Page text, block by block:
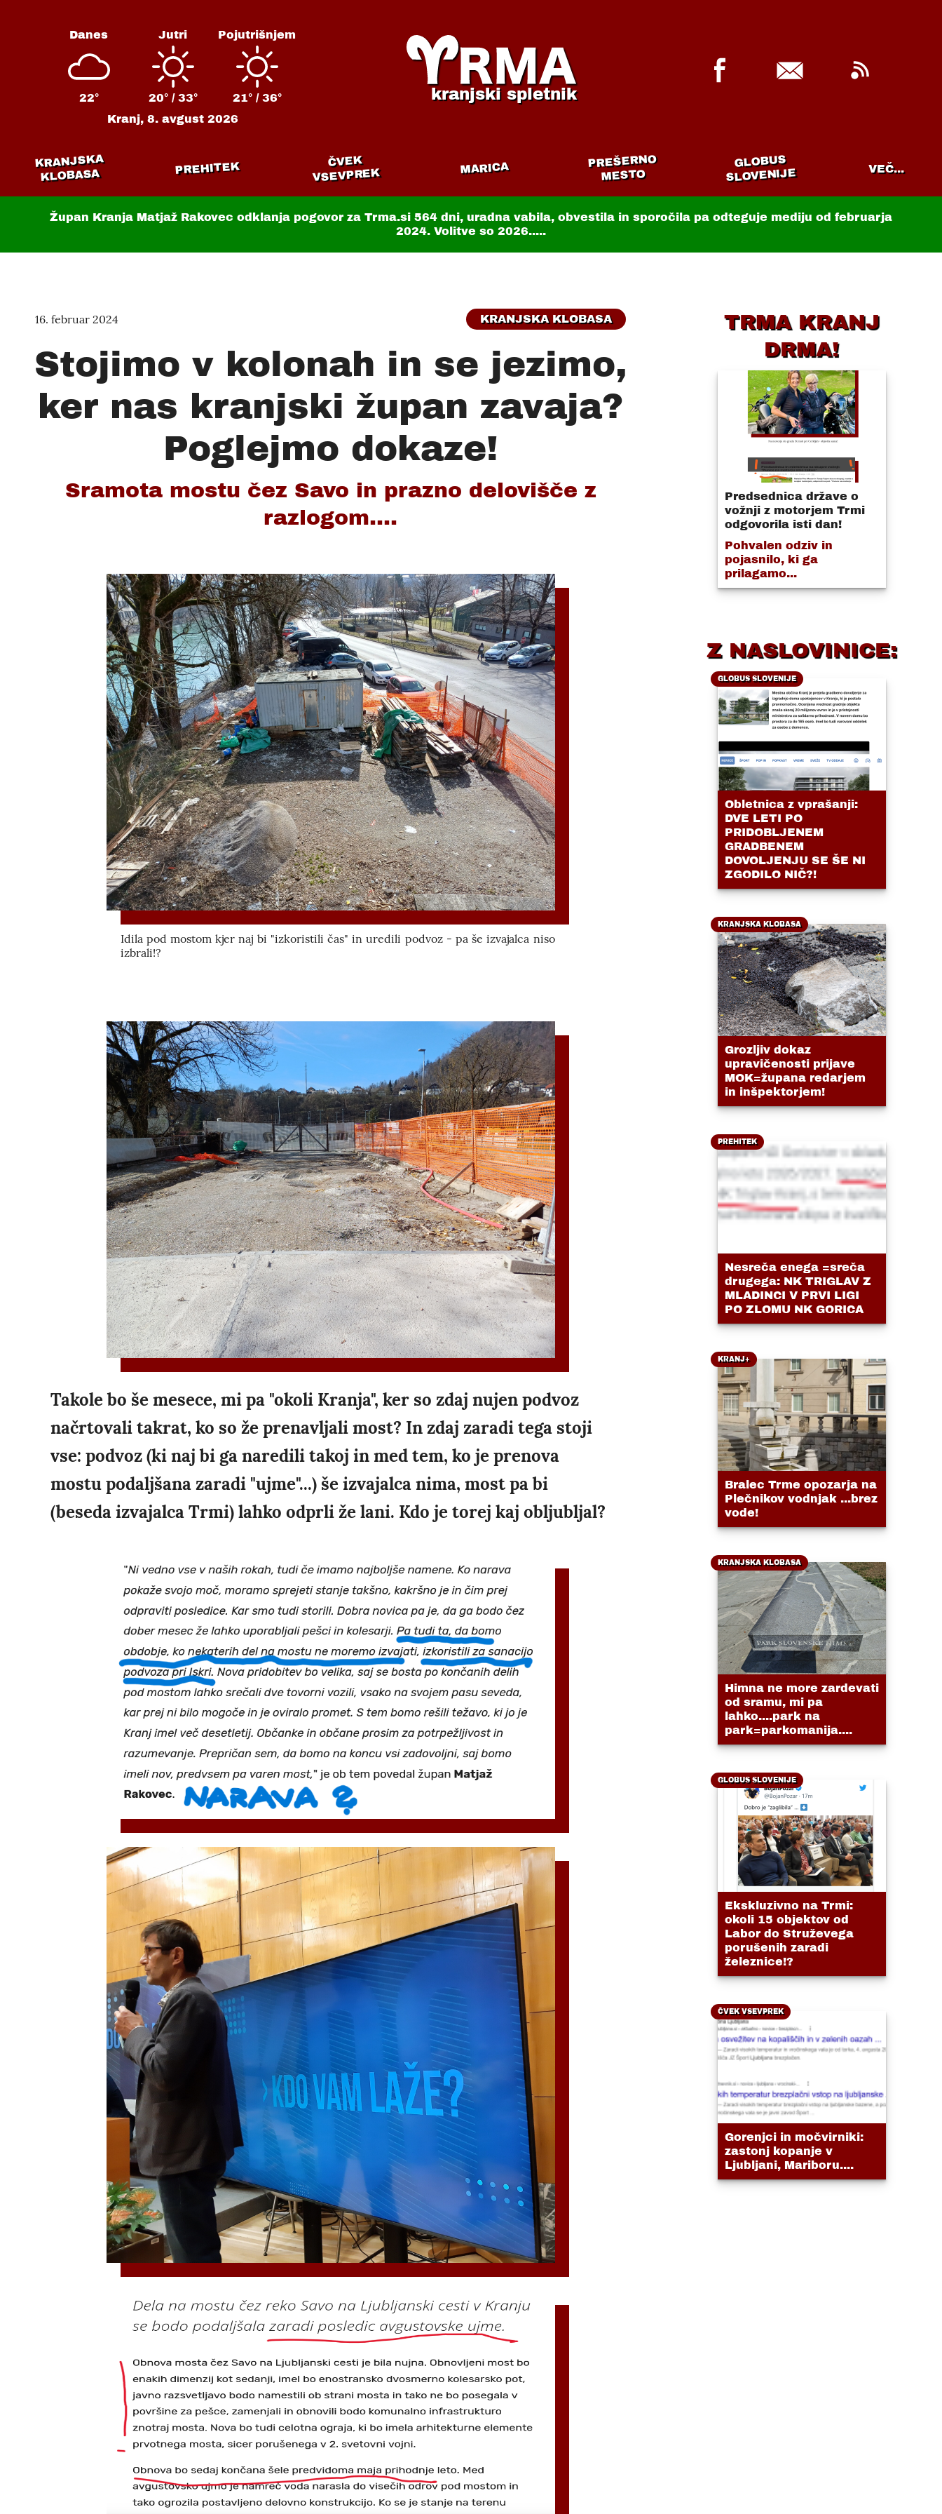
Danes
22°
Jutri
20° / 33°
Pojutrišnjem
21° / 36°
Kranj,8. avgust 2026
kranjski spletnik
KRANJSKA
KLOBASA PREHITEK ČVEK
VSEVPREK MARICA PREŠERNO
MESTO
GLOBUS
SLOVENIJE VEČ...
Župan Kranja Matjaž Rakovec odklanja pogovor za Trma.si 564 dni, uradna vabila, obvestila in sporočila pa odteguje mediju od februarja
2024. Volitve so 2026.....
16. februar 2024 KRANJSKA KLOBASA
Stojimo v kolonah in se jezimo,
ker nas kranjski župan zavaja?
Poglejmo dokaze!
Sramota mostu čez Savo in prazno delovišče z
razlogom....
Idila pod mostom kjer naj bi "izkoristili čas" in uredili podvoz - pa še izvajalca niso
izbrali!?
Takole bo še mesece, mi pa "okoli Kranja", ker so zdaj nujen podvoz
načrtovali takrat, ko so že prenavljali most? In zdaj zaradi tega stoji
vse: podvoz (ki naj bi ga naredili takoj in med tem, ko je prenova
mostu podaljšana zaradi "ujme"...) še izvajalca nima, most pa bi
(beseda izvajalca Trmi) lahko odprli že lani. Kdo je torej kaj obljubljal?
TRMA KRANJ
DRMA!
Predsednica države o
vožnji z motorjem Trmi
odgovorila isti dan!
Pohvalen odziv in
pojasnilo, ki ga
prilagamo...
Z NASLOVINICE:
GLOBUS SLOVENIJE
Obletnica z vprašanji:
DVE LETI PO
PRIDOBLJENEM
GRADBENEM
DOVOLJENJU SE ŠE NI
ZGODILO NIČ?!
KRANJSKA KLOBASA
Grozljiv dokaz
upravičenosti prijave
MOK=župana redarjem
in inšpektorjem!
PREHITEK
Nesreča enega =sreča
drugega: NK TRIGLAV Z
MLADINCI V PRVI LIGI
PO ZLOMU NK GORICA
KRANJ+
Bralec Trme opozarja na
Plečnikov vodnjak ...brez
vode!
KRANJSKA KLOBASA
Himna ne more zardevati
od sramu, mi pa
lahko....park na
park=parkomanija....
GLOBUS SLOVENIJE
Ekskluzivno na Trmi:
okoli 15 objektov od
Labor do Struževega
porušenih zaradi
železnice!?
ČVEK VSEVPREK
Gorenjci in močvirniki:
zastonj kopanje v
Ljubljani, Mariboru....